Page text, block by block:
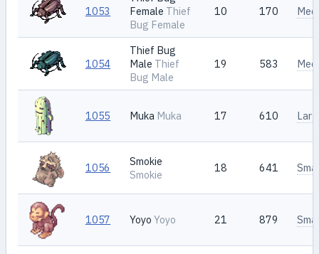
1053
Female Thief
Bug Female
10 170
1054
Thief Bug
Male Thief
Bug Male
19 583
1055 Muka Muka 17 610
1056
Smokie
Smokie
18 641
1057 Yoyo Yoyo 21 879